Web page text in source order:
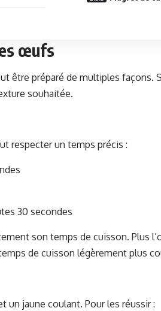
œufs
être préparé de multiples façons.
souhaitée.
respecter un temps précis :
30 secondes
son temps de cuisson. Plus
de cuisson légèrement plus
jaune coulant. Pour les réussir :